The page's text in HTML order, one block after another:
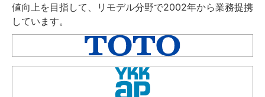
値向上を目指して、リモデル分野で2002年から業務提携
しています。